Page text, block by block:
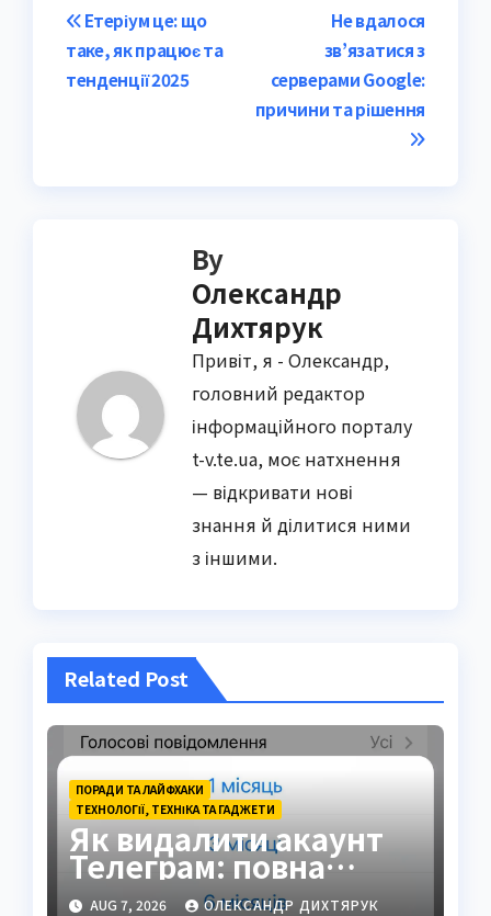
Post
navigation
Не вдалося
зв’язатися з
серверами Google:
причини та рішення
Етеріум це: що
таке, як працює та
тенденції 2025
By
Олександр
Дихтярук
Привіт, я - Олександр,
головний редактор
інформаційного порталу
t-v.te.ua, моє натхнення
— відкривати нові
знання й ділитися ними
з іншими.
Related Post
ПОРАДИ ТА ЛАЙФХАКИ
ТЕХНОЛОГІЇ, ТЕХНІКА ТА ГАДЖЕТИ
Як видалити акаунт
Телеграм: повна
інструкція на 2026 рік
AUG 7, 2026 ОЛЕКСАНДР ДИХТЯРУК